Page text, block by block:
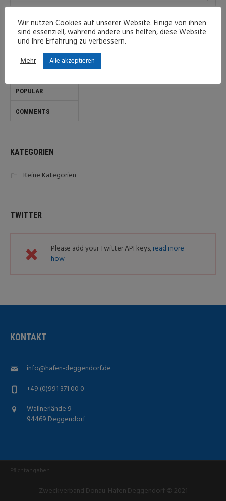
LATEST POSTS
POPULAR
COMMENTS
KATEGORIEN
Keine Kategorien
TWITTER
Please add your Twitter API keys,read more
how
KONTAKT
info@hafen-deggendorf.de
+49 (0)991 371 00 0
Wallnerlände 9
94469 Deggendorf
Pflichtangaben
Zweckverband Donau-Hafen Deggendorf © 2021
Wir nutzen Cookies auf unserer Website. Einige von ihnen
sind essenziell, während andere uns helfen, diese Website
und Ihre Erfahrung zu verbessern.
Mehr
Alle akzeptieren